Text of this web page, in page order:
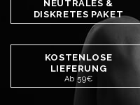
NEUTRALES &
DISKRETES PAKET
KOSTENLOSE
LIEFERUNG
Ab 59€